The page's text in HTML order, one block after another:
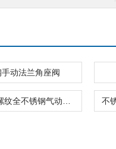
动法兰角座阀